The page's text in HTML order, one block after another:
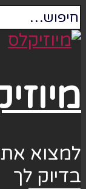
למצוא
בדיוק לך